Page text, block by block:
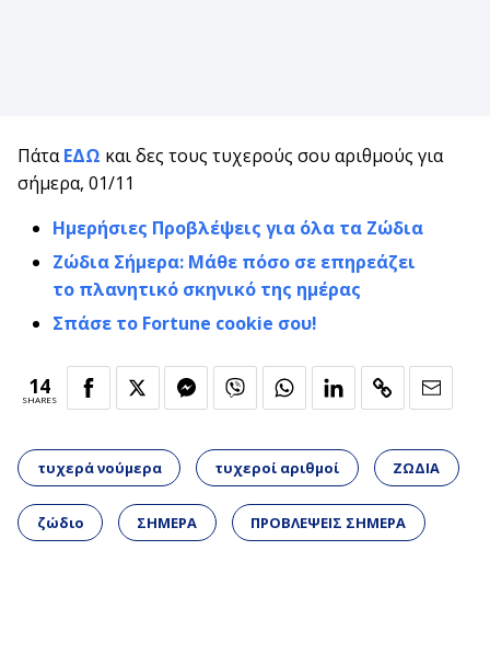
ΠάταΕΔΩ και δες τους τυχερούς σου αριθμούς για
σήμερα, 01/11
Ημερήσιες Προβλέψεις για όλα τα Ζώδια
Ζώδια Σήμερα: Μάθε πόσο σε επηρεάζει
το πλανητικό σκηνικό της ημέρας
Σπάσε το Fortune cookie σου!
14
SHARES
τυχερά νούμερα τυχεροί αριθμοί ΖΩΔΙΑ
ζώδιο ΣΗΜΕΡΑ ΠΡΟΒΛΕΨΕΙΣ ΣΗΜΕΡΑ